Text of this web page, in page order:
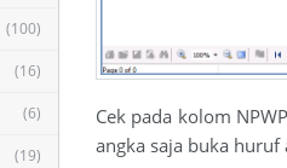
(100)
(16)
(6)
(19)
Cek pada kolom
angka saja buka